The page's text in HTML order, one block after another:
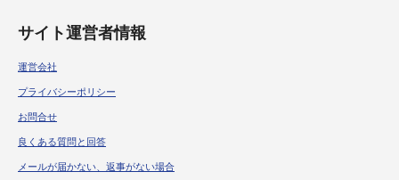
サイト運営者情報
運営会社
プライバシーポリシー
お問合せ
良くある質問と回答
メールが届かない、返事がない場合